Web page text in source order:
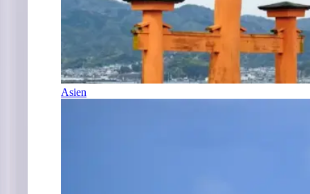
Asien